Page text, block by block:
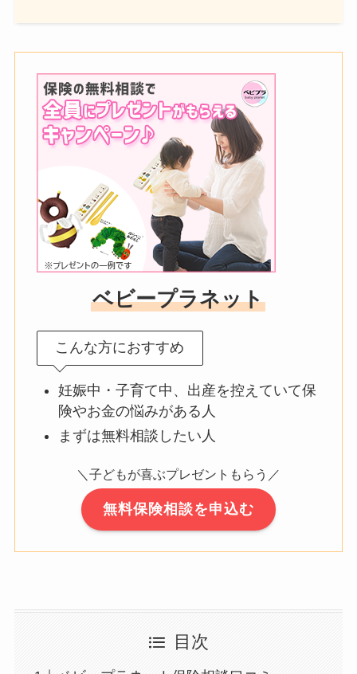
ベビープラネット
こんな方におすすめ
妊娠中・子育て中、出産を控えていて保
険やお金の悩みがある人
まずは無料相談したい人
＼子どもが喜ぶプレゼントもらう／
無料保険相談を申込む
目次